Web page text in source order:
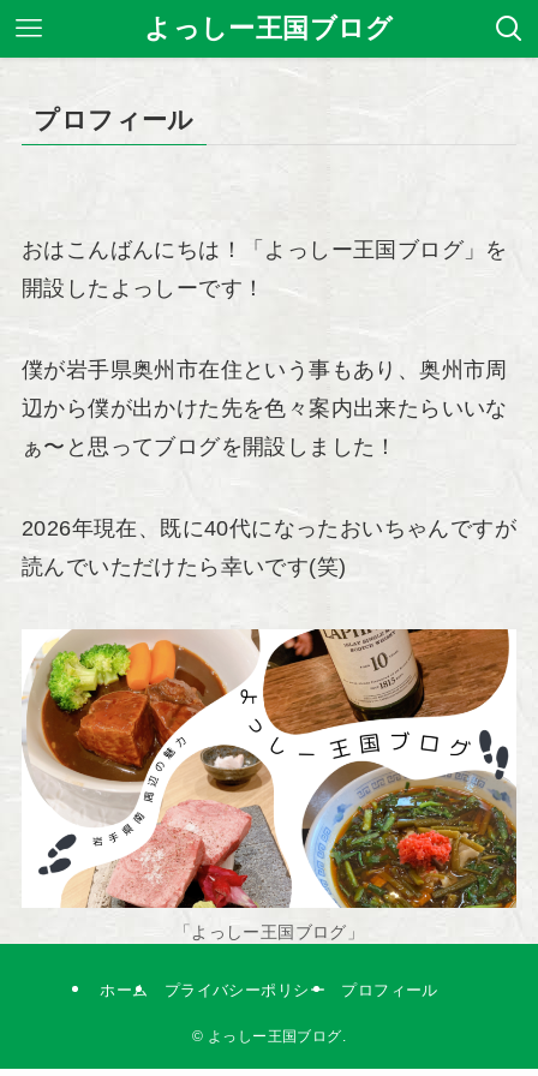
よっしー王国ブログ
プロフィール
おはこんばんにちは！「よっしー王国ブログ」を
開設したよっしーです！
僕が岩手県奥州市在住という事もあり、奥州市周
辺から僕が出かけた先を色々案内出来たらいいな
ぁ〜と思ってブログを開設しました！
2026年現在、既に40代になったおいちゃんですが
読んでいただけたら幸いです(笑)
「よっしー王国ブログ」
ホーム プライバシーポリシー プロフィール
© よっしー王国ブログ.